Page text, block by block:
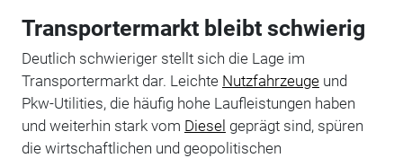
Transportermarkt bleibt schwierig
Deutlich schwieriger stellt sich die Lage im
Transportermarkt dar. Leichte Nutzfahrzeugeund
Pkw-Utilities, die häufig hohe Laufleistungen haben
und weiterhin stark vom Diesel geprägt sind, spüren
die wirtschaftlichen und geopolitischen